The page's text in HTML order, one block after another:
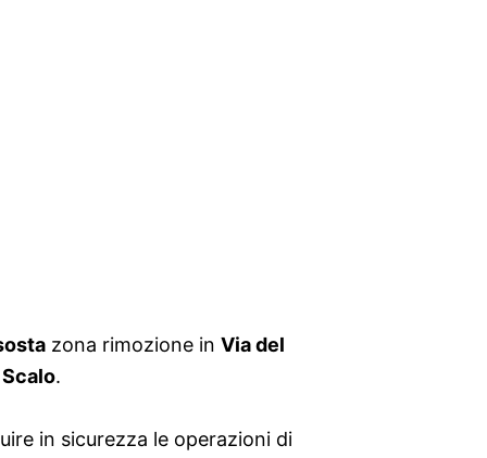
zona rimozione in Via del
.
in sicurezza le operazioni di